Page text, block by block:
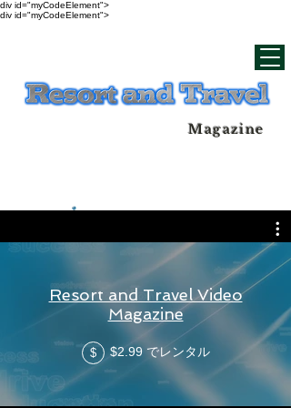
div id="myCodeElement">
div id="myCodeElement">
Magazine
Resort and Travel Video
Magazine
$ $2.99 でレンタル